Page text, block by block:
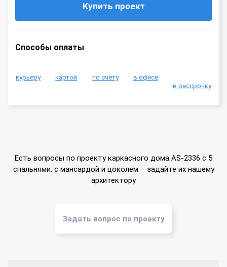
Купить проект
Способы оплаты
курьеру картой по счету
в офисе
в рассрочку
Есть вопросы по проекту каркасного дома AS-2336 с 5
спальнями, с мансардой и цоколем – задайте их нашему
архитектору
Задать вопрос по проекту